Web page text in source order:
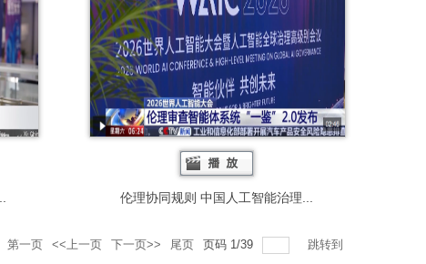
伦理协同规则 中国人工智能治理...
第一页 <<上一页 下一页>> 尾页 页码 1/39 跳转到